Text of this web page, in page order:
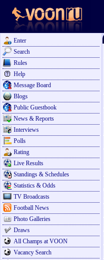
Enter
Search
Rules
Help
Message Board
Blogs
Public Guestbook
News & Reports
Interviews
Polls
Rating
Live Results
Standings & Schedules
Statistics & Odds
TV Broadcasts
Football News
Photo Galleries
Draws
All Champs at VOON
Vacancy Search